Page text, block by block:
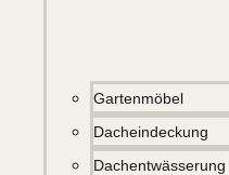
Gartenmöbel
Dacheindeckung
Dachentwässerung